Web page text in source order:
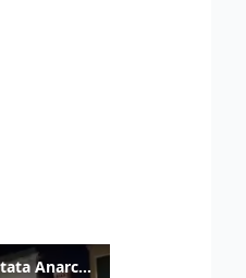
Venezia omaggia Guccini con una Cantata Anarchica in campo Santa Margherita